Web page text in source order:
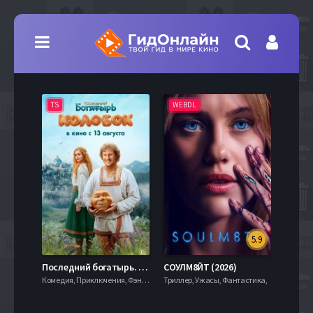
TS
Последний богатырь. Колобок (2026)
Комедия, Приключения, Фэнтези,
WEBDL
5.9
СОУЛМ8ЙТ (2026)
Триллер, Ужасы, Фантастика,